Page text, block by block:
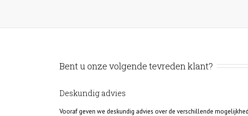
Bent u onze volgende tevreden klant?
Deskundig advies
Vooraf geven we deskundig advies over de verschillende